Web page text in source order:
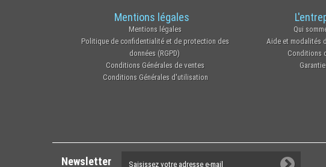
Mentions légales
Mentions légales
Politique de confidentialité et de protection des
données (RGPD)
Conditions Générales de ventes
Conditions Générales d'utilisation
Qui
Aide et modalités
Conditions
Newsletter